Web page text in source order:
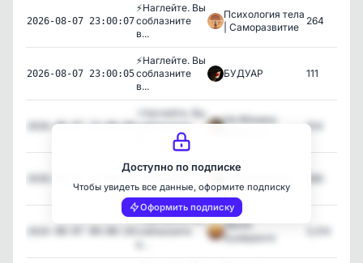
2026-08-07 23:00:07
⚡️Наглейте. Вы
соблазните
в...
Психология тела
| Саморазвитие
264
2026-08-07 23:00:05
⚡️Наглейте. Вы
соблазните
в...
БУДУАР 111
2026-08-07 23:00:08
⚡️Наглейте. Вы
соблазните
Не Моника
104
⚡️Наглейте. Вы
в...
580
⚡️Наглейте. Вы
Закон
Бумеранга
3,314
Доступно по подписке
Чтобы увидеть все данные, оформите подписку
Оформить подписку